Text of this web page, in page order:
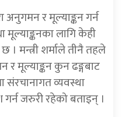
अनुगमन र मूल्याङ्कन गर्न
लागि केही
। मन्त्री शर्माले तीनै तहले
मूल्याङ्कन कुन ढङ्गबाट
संरचानागत व्यवस्था
जरुरी रहेको बताइन् ।